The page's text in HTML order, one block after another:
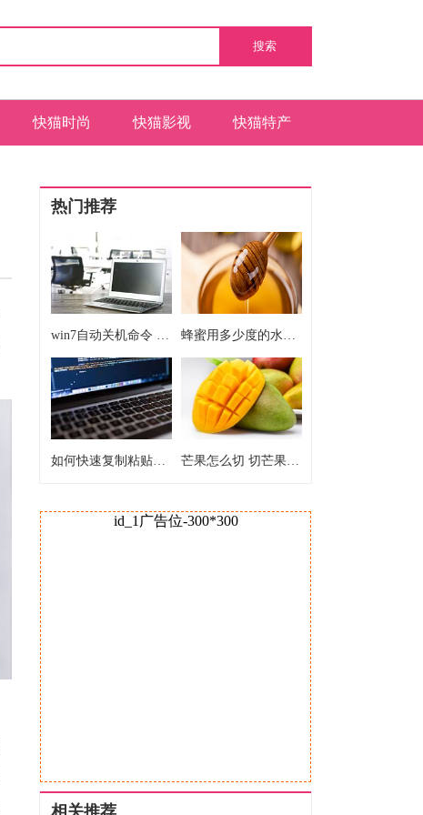
搜索
快猫时尚 快猫影视 快猫特产
热门推荐
win7自动关机命令 win7自动关机如何设置 蜂蜜用多少度的水冲效果最好 蜂蜜用开水冲还是温水
如何快速复制粘贴文本 怎样快速复制粘贴文本 芒果怎么切 切芒果的正确方法
id_1广告位-300*300
相关推荐